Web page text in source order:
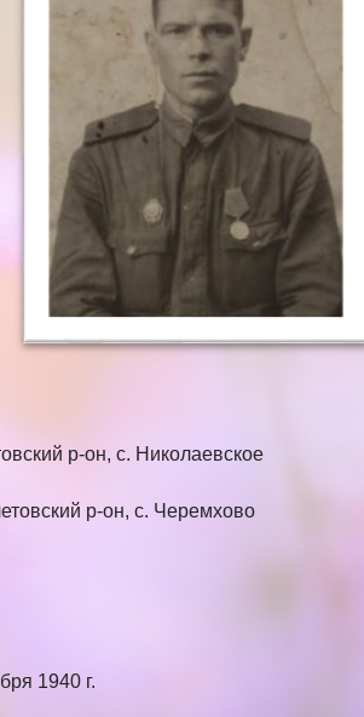
р-он, с. Николаевское
р-он, с. Черемхово
1940 г.